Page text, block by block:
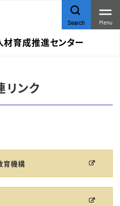
育成推進センター
Search Menu
リンク
育機構